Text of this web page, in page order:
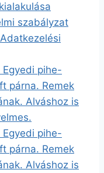
szabályzat
pihe-
párna. Remek
Alváshoz is
pihe-
párna. Remek
Alváshoz is